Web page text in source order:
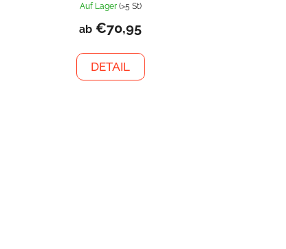
Auf Lager (>5 St)
ab €70,95
DETAIL